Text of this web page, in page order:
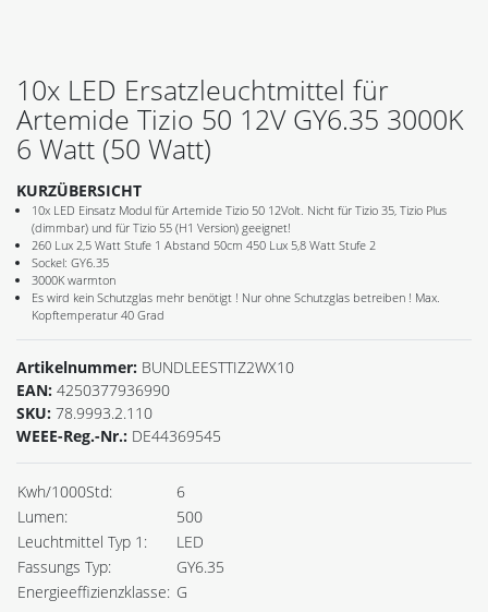
10x LED Ersatzleuchtmittel für
Artemide Tizio 50 12V GY6.35 3000K
6 Watt (50 Watt)
KURZÜBERSICHT
10x LED Einsatz Modul für Artemide Tizio 50 12Volt. Nicht für Tizio 35, Tizio Plus
(dimmbar) und für Tizio 55 (H1 Version) geeignet!
260 Lux 2,5 Watt Stufe 1 Abstand 50cm 450 Lux 5,8 Watt Stufe 2
Sockel: GY6.35
3000K warmton
Es wird kein Schutzglas mehr benötigt ! Nur ohne Schutzglas betreiben ! Max.
Kopftemperatur 40 Grad
Artikelnummer: BUNDLEESTTIZ2WX10
EAN: 4250377936990
SKU: 78.9993.2.110
WEEE-Reg.-Nr.: DE44369545
Kwh/1000Std:
6
Lumen:
500
Leuchtmittel Typ 1:
LED
Fassungs Typ:
GY6.35
Energieeffizienzklasse: G